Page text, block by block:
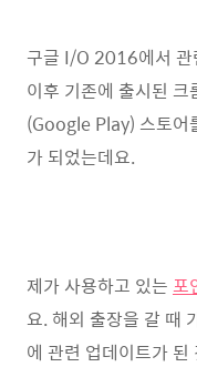
구글 I/O 2016에서 관
이후 기존에 출시된
(Google Play) 스토어
가 되었는데요.
제가 사용하고 있는 포
요. 해외 출장을 갈 때
에 관련 업데이트가